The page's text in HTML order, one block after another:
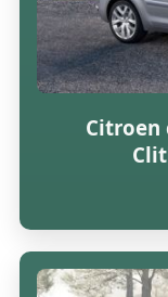
Citroen